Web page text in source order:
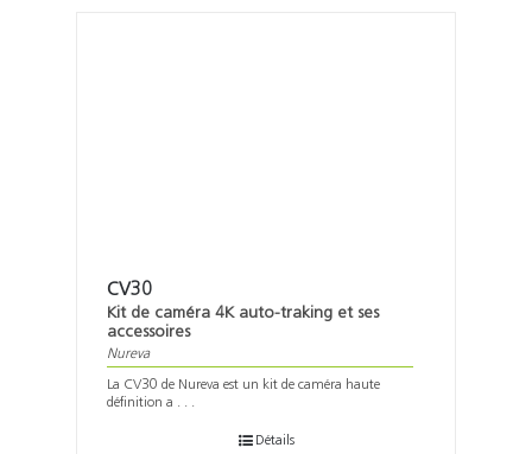
CV30
Kit de caméra 4K auto-traking et ses
accessoires
Nureva
La CV30 de Nureva est un kit de caméra haute
définition a . . .
Détails